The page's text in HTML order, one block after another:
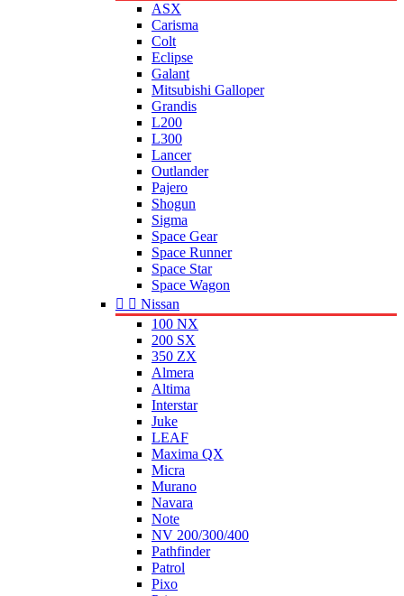
ASX
Carisma
Colt
Eclipse
Galant
Mitsubishi Galloper
Grandis
L200
L300
Lancer
Outlander
Pajero
Shogun
Sigma
Space Gear
Space Runner
Space Star
Space Wagon
  Nissan
100 NX
200 SX
350 ZX
Almera
Altima
Interstar
Juke
LEAF
Maxima QX
Micra
Murano
Navara
Note
NV 200/300/400
Pathfinder
Patrol
Pixo